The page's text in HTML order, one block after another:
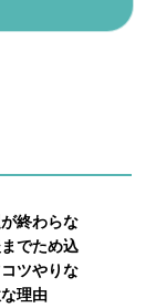
終わらな
でため込
ツやりな
理由